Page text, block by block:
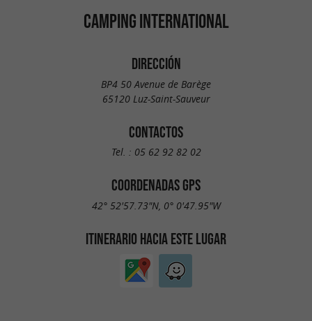
CAMPING INTER­NATIONAL
DIRECCIÓN
BP4 50 Avenue de Barège
65120 Luz-Saint-Sauveur
CONTACTOS
Tel. : 05 62 92 82 02
COORDENADAS GPS
42° 52'57.73"N, 0° 0'47.95"W
ITINERARIO HACIA ESTE LUGAR